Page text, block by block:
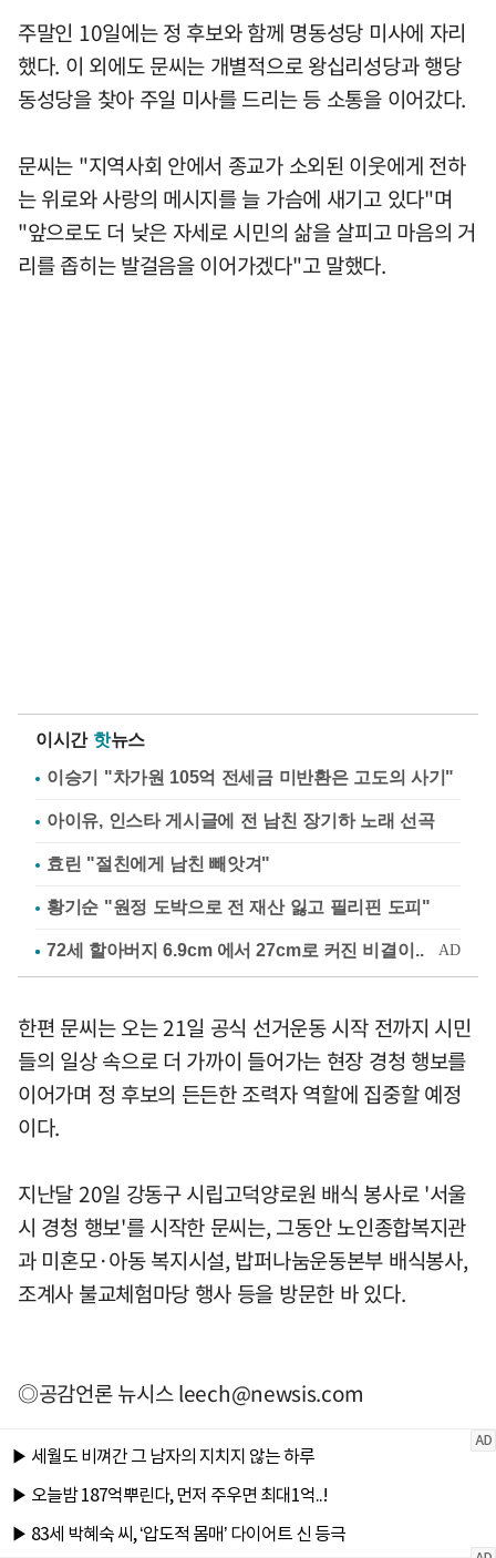
주말인 10일에는 정 후보와 함께 명동성당 미사에 자리
했다. 이 외에도 문씨는 개별적으로 왕십리성당과 행당
동성당을 찾아 주일 미사를 드리는 등 소통을 이어갔다.
문씨는 "지역사회 안에서 종교가 소외된 이웃에게 전하
는 위로와 사랑의 메시지를 늘 가슴에 새기고 있다"며
"앞으로도 더 낮은 자세로 시민의 삶을 살피고 마음의 거
리를 좁히는 발걸음을 이어가겠다"고 말했다.
이시간 핫뉴스
이승기 "차가원 105억 전세금 미반환은 고도의 사기"
아이유, 인스타 게시글에 전 남친 장기하 노래 선곡
효린 "절친에게 남친 빼앗겨"
황기순 "원정 도박으로 전 재산 잃고 필리핀 도피"
한편 문씨는 오는 21일 공식 선거운동 시작 전까지 시민
들의 일상 속으로 더 가까이 들어가는 현장 경청 행보를
이어가며 정 후보의 든든한 조력자 역할에 집중할 예정
이다.
지난달 20일 강동구 시립고덕양로원 배식 봉사로 '서울
시 경청 행보'를 시작한 문씨는, 그동안 노인종합복지관
과 미혼모·아동 복지시설, 밥퍼나눔운동본부 배식봉사,
조계사 불교체험마당 행사 등을 방문한 바 있다.
◎공감언론 뉴시스leech@newsis.com